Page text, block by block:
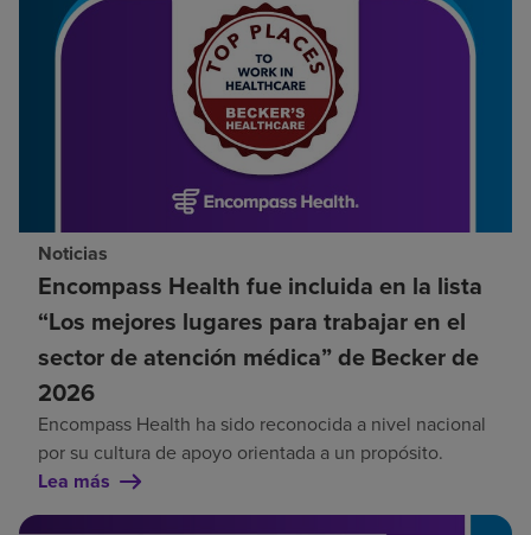
Noticias
Encompass Health fue incluida en la lista
“Los mejores lugares para trabajar en el
sector de atención médica” de Becker de
2026
Encompass Health ha sido reconocida a nivel nacional
por su cultura de apoyo orientada a un propósito.
Lea más